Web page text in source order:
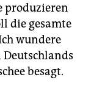
produzieren
die gesamte
wundere
besagt.